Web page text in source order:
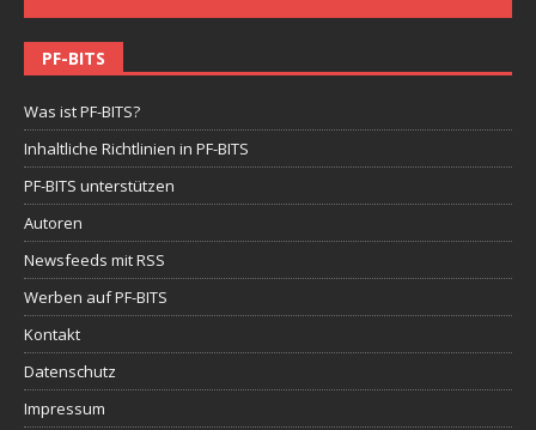
PF-BITS
Was ist PF-BITS?
Inhaltliche Richtlinien in PF-BITS
PF-BITS unterstützen
Autoren
Newsfeeds mit RSS
Werben auf PF-BITS
Kontakt
Datenschutz
Impressum